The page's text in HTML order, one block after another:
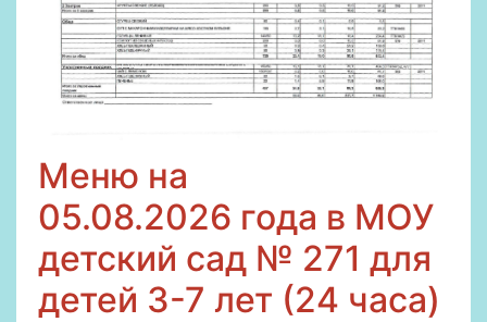
Меню на
05.08.2026 года в МОУ
детский сад № 271 для
детей 3-7 лет (24 часа)